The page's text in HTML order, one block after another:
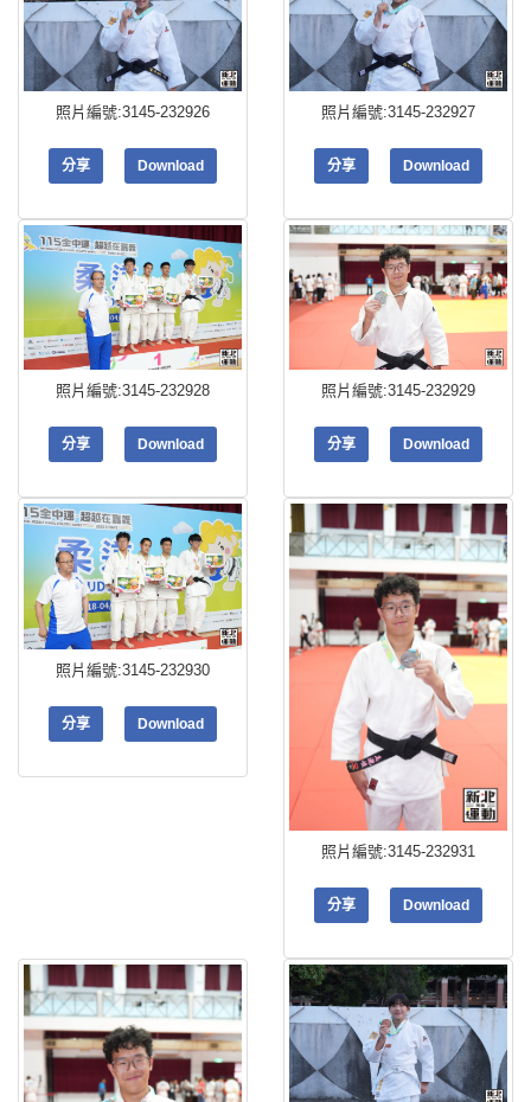
照片編號:3145-232926
分享 Download
照片編號:3145-232927
分享 Download
照片編號:3145-232928
分享 Download
照片編號:3145-232929
分享 Download
照片編號:3145-232930
分享 Download
照片編號:3145-232931
分享 Download